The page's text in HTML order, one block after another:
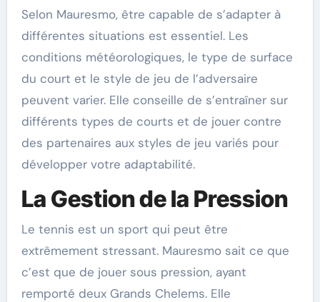
Selon Mauresmo, être capable de s’adapter à
différentes situations est essentiel. Les
conditions météorologiques, le type de surface
du court et le style de jeu de l’adversaire
peuvent varier. Elle conseille de s’entraîner sur
différents types de courts et de jouer contre
des partenaires aux styles de jeu variés pour
développer votre adaptabilité.
La Gestion de la Pression
Le tennis est un sport qui peut être
extrêmement stressant. Mauresmo sait ce que
c’est que de jouer sous pression, ayant
remporté deux Grands Chelems. Elle